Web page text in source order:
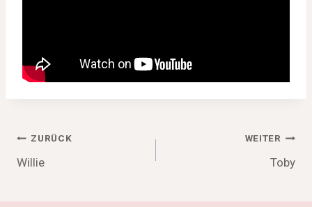
Beitragsnavigation
ZURÜCK
Willie
WEITER
Toby